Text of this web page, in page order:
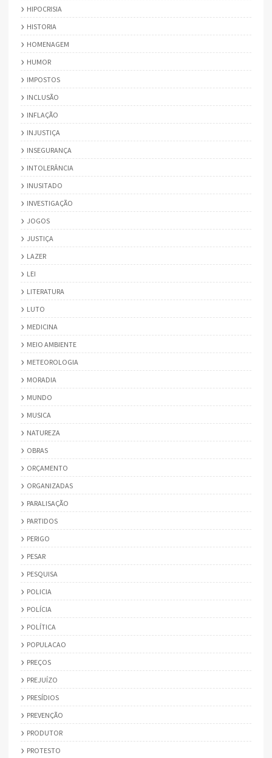
HIPOCRISIA
HISTORIA
HOMENAGEM
HUMOR
IMPOSTOS
INCLUSÃO
INFLAÇÃO
INJUSTIÇA
INSEGURANÇA
INTOLERÂNCIA
INUSITADO
INVESTIGAÇÃO
JOGOS
JUSTIÇA
LAZER
LEI
LITERATURA
LUTO
MEDICINA
MEIO AMBIENTE
METEOROLOGIA
MORADIA
MUNDO
MUSICA
NATUREZA
OBRAS
ORÇAMENTO
ORGANIZADAS
PARALISAÇÃO
PARTIDOS
PERIGO
PESAR
PESQUISA
POLICIA
POLÍCIA
POLÍTICA
POPULACAO
PREÇOS
PREJUÍZO
PRESÍDIOS
PREVENÇÃO
PRODUTOR
PROTESTO